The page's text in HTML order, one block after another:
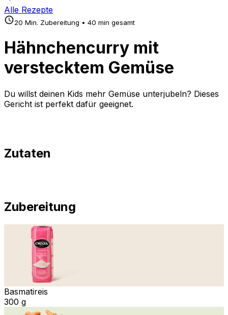
Alle Rezepte
20 Min. Zubereitung • 40 min gesamt
Hähnchencurry mit
verstecktem Gemüse
Du willst deinen Kids mehr Gemüse unterjubeln? Dieses
Gericht ist perfekt dafür geeignet.
Zutaten
Zubereitung
Basmatireis
300 g